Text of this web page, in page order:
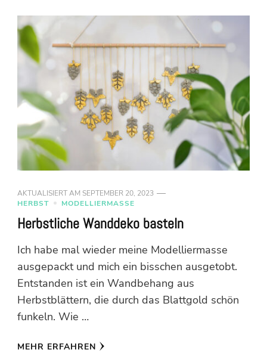
AKTUALISIERT AM SEPTEMBER 20, 2023
HERBST
MODELLIERMASSE
Herbstliche Wanddeko basteln
Ich habe mal wieder meine Modelliermasse
ausgepackt und mich ein bisschen ausgetobt.
Entstanden ist ein Wandbehang aus
Herbstblättern, die durch das Blattgold schön
funkeln. Wie …
MEHR ERFAHREN